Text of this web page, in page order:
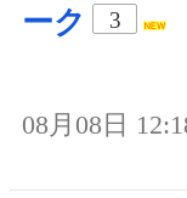
ーク
3
08月08日